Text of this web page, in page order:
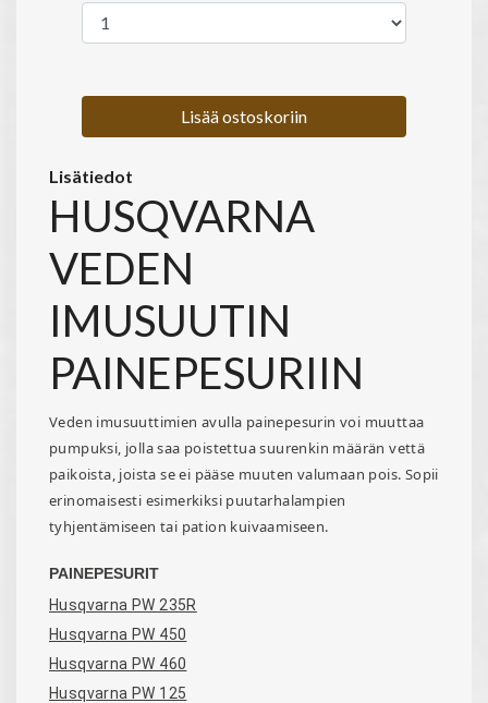
Lisää ostoskoriin
Lisätiedot
HUSQVARNA
VEDEN
IMUSUUTIN
PAINEPESURIIN
Veden imusuuttimien avulla painepesurin voi muuttaa
pumpuksi, jolla saa poistettua suurenkin määrän vettä
paikoista, joista se ei pääse muuten valumaan pois. Sopii
erinomaisesti esimerkiksi puutarhalampien
tyhjentämiseen tai pation kuivaamiseen.
PAINEPESURIT
Husqvarna PW 235R
Husqvarna PW 450
Husqvarna PW 460
Husqvarna PW 125